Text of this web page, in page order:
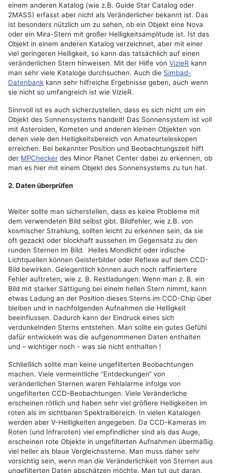
einem anderen Katalog (wie z.B. Guide Star Catalog oder
2MASS) erfasst aber nicht als Veränderlicher bekannt ist. Das
ist besonders nützlich um zu sehen, ob ein Objekt eine Nova
oder ein Mira-Stern mit großer Helligkeitsamplitude ist. Ist das
Objekt in einem anderen Katalog verzeichnet, aber mit einer
viel geringeren Helligkeit, so kann das tatsächlich auf einen
veränderlichen Stern hinweisen. Mit der Hilfe von VizieR kann
man sehr viele Kataloge durchsuchen. Auch die Simbad-
Datenbank kann sehr hilfreiche Ergebnisse geben, auch wenn
sie nicht so umfangreich ist wie VizieR.
Sinnvoll ist es auch sicherzustellen, dass es sich nicht um ein
Objekt des Sonnensystems handelt! Das Sonnensystem ist voll
mit Asteroiden, Kometen und anderen kleinen Objekten von
denen viele den Helligkeitsbereich von Amateurteleskopen
erreichen. Bei bekannter Position und Beobachtungszeit hilft
der MPChecker des Minor Planet Center dabei zu erkennen, ob
man es hier mit einem Objekt des Sonnensystems zu tun hat.
2. Daten überprüfen
Weiter sollte man sicherstellen, dass es keine Probleme mit
dem verwendeten Bild selbst gibt. Bildfehler, wie z.B. von
kosmischer Strahlung, sollten leicht zu erkennen sein, da sie
oft gezackt oder blockhaft aussehen im Gegensatz zu den
runden Sternen im Bild. Helles Mondlicht oder irdische
Lichtquellen können Geisterbilder oder Reflexe auf dem CCD-
Bild bewirken. Gelegentlich können auch noch raffiniertere
Fehler auftreten, wie z. B. Restladungen: Wenn man z. B. ein
Bild mit starker Sättigung bei einem hellen Stern nimmt, kann
etwas Ladung an der Position dieses Sterns im CCD-Chip über
bleiben und in nachfolgenden Aufnahmen die Helligkeit
beeinflussen. Dadurch kann der Eindruck eines sich
verdunkelnden Sterns entstehen. Man sollte ein gutes Gefühl
dafür entwickeln was die aufgenommenen Daten enthalten
und – wichtiger noch - was sie nicht enthalten !
Schließlich sollte man keine ungefilterten Beobachtungen
machen. Viele vermeintliche “Entdeckungen“ von
veränderlichen Sternen waren Fehlalarme infolge von
ungefilterten CCD-Beobachtungen. Viele Veränderliche
erscheinen rötlich und haben sehr viel größere Helligkeiten im
roten als im sichtbaren Spektralbereich. In vielen Katalogen
werden aber V-Helligkeiten angegeben. Da CCD-Kameras im
Roten (und Infraroten) viel empfindlicher sind als das Auge,
erscheinen rote Objekte in ungefilterten Aufnahmen übermäßig
viel heller als blaue Vergleichssterne. Man muss daher sehr
vorsichtig sein, wenn man die Veränderlichkeit von Sternen aus
ungefilterten Daten abschätzen möchte. Man tut gut daran,